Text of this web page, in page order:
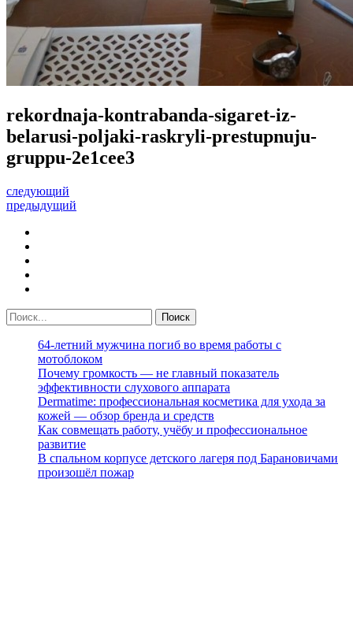
rekordnaja-kontrabanda-sigaret-iz-
belarusi-poljaki-raskryli-prestupnuju-
gruppu-2e1cee3
следующий
предыдущий
64-летний мужчина погиб во время работы с
мотоблоком
Почему громкость — не главный показатель
эффективности слухового аппарата
Dermatime: профессиональная косметика для ухода за
кожей — обзор бренда и средств
Как совмещать работу, учёбу и профессиональное
развитие
В спальном корпусе детского лагеря под Барановичами
произошёл пожар